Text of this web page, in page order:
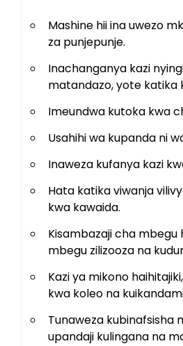
Mashine hii ina uwezo
za punjepunje.
Inachanganya kazi
matandazo, yote katika
Imeundwa kutoka kwa
Usahihi wa kupanda ni
Inaweza kufanya kazi
Hata katika viwanja
kwa kawaida.
Kisambazaji cha mbegu
mbegu zilizooza na
Kazi ya mikono
kwa koleo na
Tunaweza kubinafsisha
upandaji kulingana na